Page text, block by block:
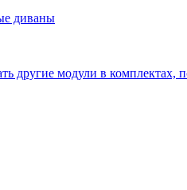
диваны
другие модули в комплектах,